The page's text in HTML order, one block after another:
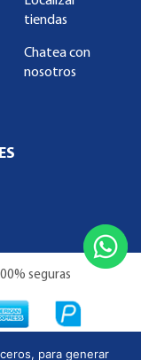
tiendas
Chatea con
nosotros
seguras
para generar